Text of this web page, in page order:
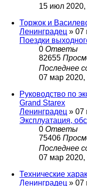
15 июл 2020,
Торжок и
Ленинградец » 07
Поездки
0 Ответы
82655
Последнее
07 мар 2020,
Руководство по
Grand Starex
Ленинградец » 07
Эксплуатация,
0 Ответы
75406
Последнее
07 мар 2020,
Технические
Ленинградец » 07